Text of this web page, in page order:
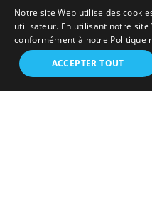
Revêtement extérieur
Notre site Web utilise des
utilisateur. En utilisant notre site
conformément à notre Politique
ACCEPTER TOUT